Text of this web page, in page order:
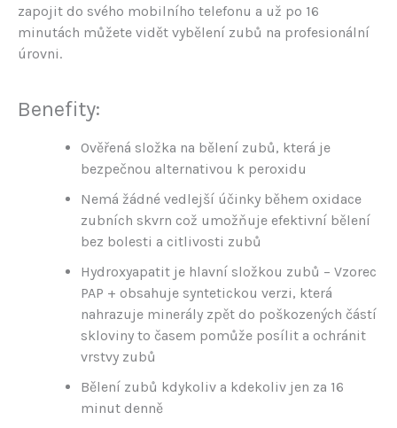
zapojit do svého mobilního telefonu a už po 16
minutách můžete vidět vybělení zubů na profesionální
úrovni.
Benefity:
Ověřená složka na bělení zubů, která je
bezpečnou alternativou k peroxidu
Nemá žádné vedlejší účinky během oxidace
zubních skvrn což umožňuje efektivní bělení
bez bolesti a citlivosti zubů
Hydroxyapatit je hlavní složkou zubů – Vzorec
PAP + obsahuje syntetickou verzi, která
nahrazuje minerály zpět do poškozených částí
skloviny to časem pomůže posílit a ochránit
vrstvy zubů
Bělení zubů kdykoliv a kdekoliv jen za 16
minut denně